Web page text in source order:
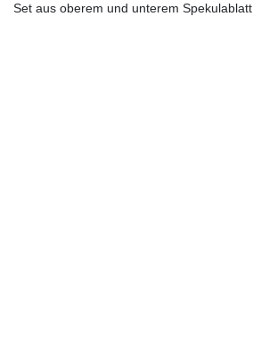
Set aus oberem und unterem Spekulablatt